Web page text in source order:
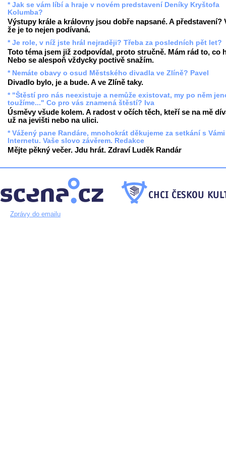
* Jak se vám líbí a hraje v novém predstavení Deníky Kryštofa
Kolumba?
Výstupy krále a královny jsou dobře napsané. A představení?
že je to nejen podívaná.
* Je role, v níž jste hrál nejraději? Třeba za posledních pět let?
Toto téma jsem již zodpovídal, proto stručně. Mám rád to, co
Nebo se alespoň vždycky poctivě snažím.
* Nemáte obavy o osud Městského divadla ve Zlíně? Pavel
Divadlo bylo, je a bude. A ve Zlíně taky.
* "Štěstí pro nás neexistuje a nemůže existovat, my po něm
toužíme..." Co pro vás znamená štěstí? Iva
Úsměvy všude kolem. A radost v očích těch, kteří se na mě
už na jevišti nebo na ulici.
* Vážený pane Randáre, mnohokrát děkujeme za setkání s
Internetu. Vaše slovo závěrem. Redakce
Mějte pěkný večer. Jdu hrát. Zdraví Luděk Randár
Zprávy do emailu